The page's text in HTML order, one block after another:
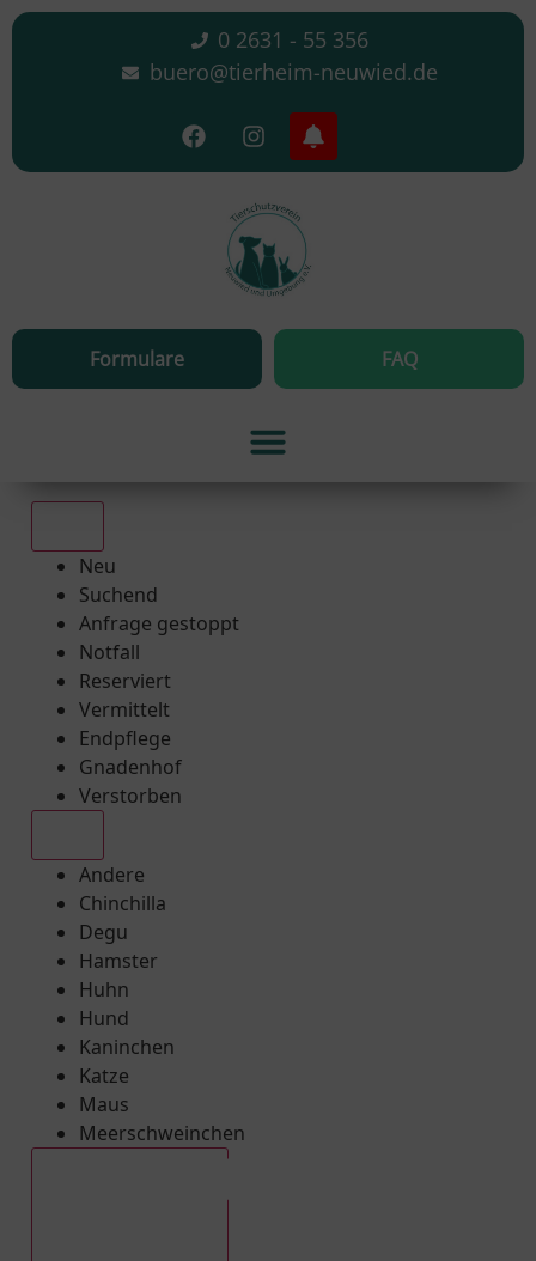
0 2631 - 55 356
buero@tierheim-neuwied.de
Formulare FAQ
Neu
Suchend
Anfrage gestoppt
Notfall
Reserviert
Vermittelt
Endpflege
Gnadenhof
Verstorben
Andere
Chinchilla
Degu
Hamster
Huhn
Hund
Kaninchen
Katze
Maus
Meerschweinchen